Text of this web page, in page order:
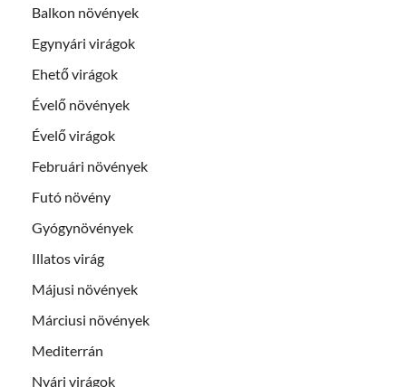
Balkon növények
Egynyári virágok
Ehető virágok
Évelő növények
Évelő virágok
Februári növények
Futó növény
Gyógynövények
Illatos virág
Májusi növények
Márciusi növények
Mediterrán
Nyári virágok